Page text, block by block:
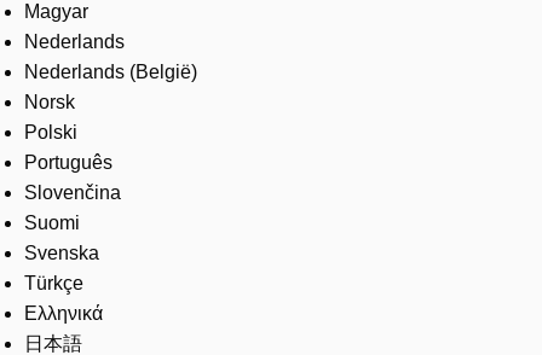
Magyar
Nederlands
Nederlands (België)
Norsk
Polski
Português
Slovenčina
Suomi
Svenska
Türkçe
Ελληνικά
日本語